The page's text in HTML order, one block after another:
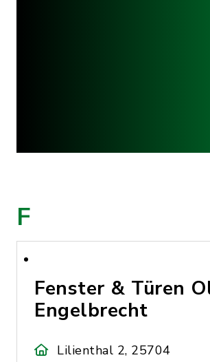
F
Fenster & Türen
Engelbrecht
Lilienthal 2, 25704